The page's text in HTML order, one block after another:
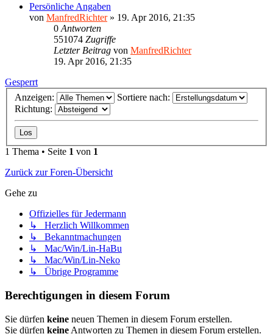
Persönliche Angaben
von ManfredRichter» 19. Apr 2016, 21:35
0 Antworten
551074 Zugriffe
Letzter Beitrag von ManfredRichter
19. Apr 2016, 21:35
Gesperrt
Anzeigen:
Sortiere nach:
Richtung:
1 Thema • Seite 1 von 1
Zurück zur Foren-Übersicht
Gehe zu
Offizielles für Jedermann
↳ Herzlich Willkommen
↳ Bekanntmachungen
↳ Mac/Win/Lin-HaBu
↳ Mac/Win/Lin-Neko
↳ Übrige Programme
Berechtigungen in diesem Forum
Sie dürfen keine neuen Themen in diesem Forum erstellen.
Sie dürfen keine Antworten zu Themen in diesem Forum erstellen.